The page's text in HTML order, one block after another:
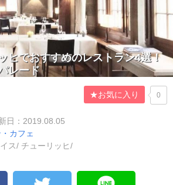
ヒでおすすめのレストラン4選！
レード
★お気に入り 0
日：2019.08.05
カフェ
ス/ チューリッヒ/